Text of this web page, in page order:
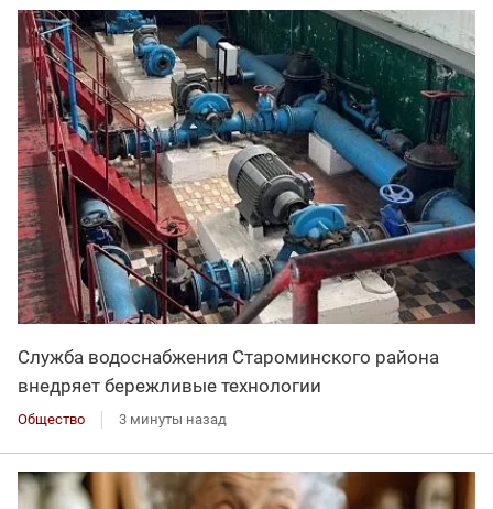
Служба водоснабжения Староминского района
внедряет бережливые технологии
Общество 3 минуты назад